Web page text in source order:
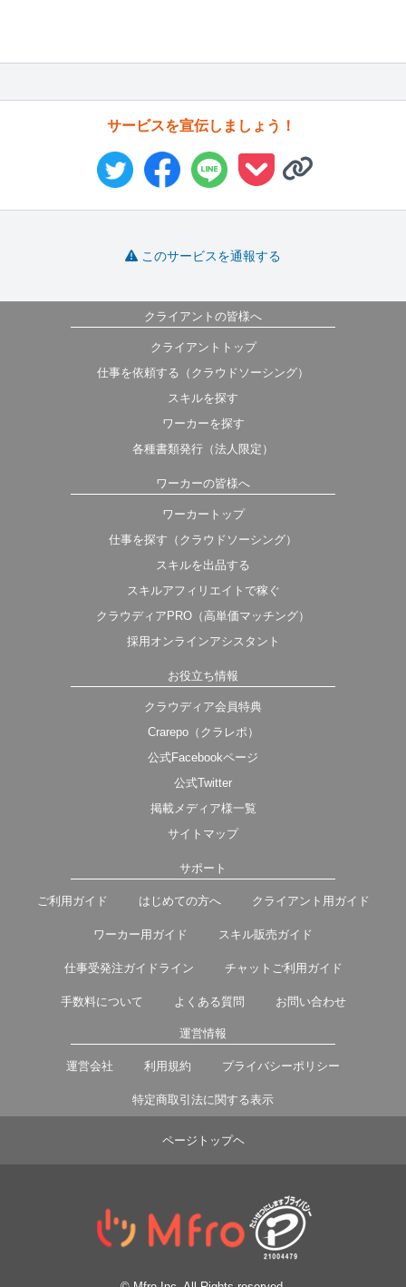
サービスを宣伝しましょう！
このサービスを通報する
クライアントの皆様へ
クライアントトップ
仕事を依頼する（クラウドソーシング）
スキルを探す
ワーカーを探す
各種書類発行（法人限定）
ワーカーの皆様へ
ワーカートップ
仕事を探す（クラウドソーシング）
スキルを出品する
スキルアフィリエイトで稼ぐ
クラウディアPRO（高単価マッチング）
採用オンラインアシスタント
お役立ち情報
クラウディア会員特典
Crarepo（クラレポ）
公式Facebookページ
公式Twitter
掲載メディア様一覧
サイトマップ
サポート
ご利用ガイド はじめての方へ クライアント用ガイド
ワーカー用ガイド スキル販売ガイド
仕事受発注ガイドライン チャットご利用ガイド
手数料について よくある質問 お問い合わせ
運営情報
運営会社 利用規約 プライバシーポリシー
特定商取引法に関する表示
ページトップヘ